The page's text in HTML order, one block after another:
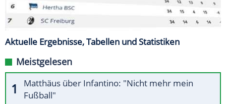
Aktuelle Ergebnisse, Tabellen und Statistiken
Meistgelesen
Matthäus über Infantino: "Nicht mehr mein
Fußball"